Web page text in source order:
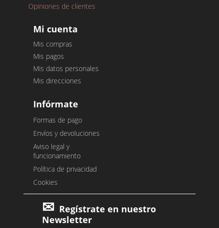
Opiniones de clientes
Mi cuenta
Mis compras
Mis pagos
Mis datos personales
Mis direcciones
Infórmate
Formas de pago
Envíos y devoluciones
Aviso legal y
funcionamiento
Política de privacidad
Cookies
Regístrate en nuestro
Newsletter